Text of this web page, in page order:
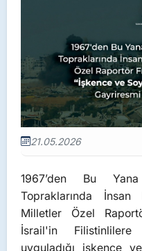
21.05.2026
1967’den Bu
Topraklarında
Milletler Özel
İsrail'in
uyguladığı işkence